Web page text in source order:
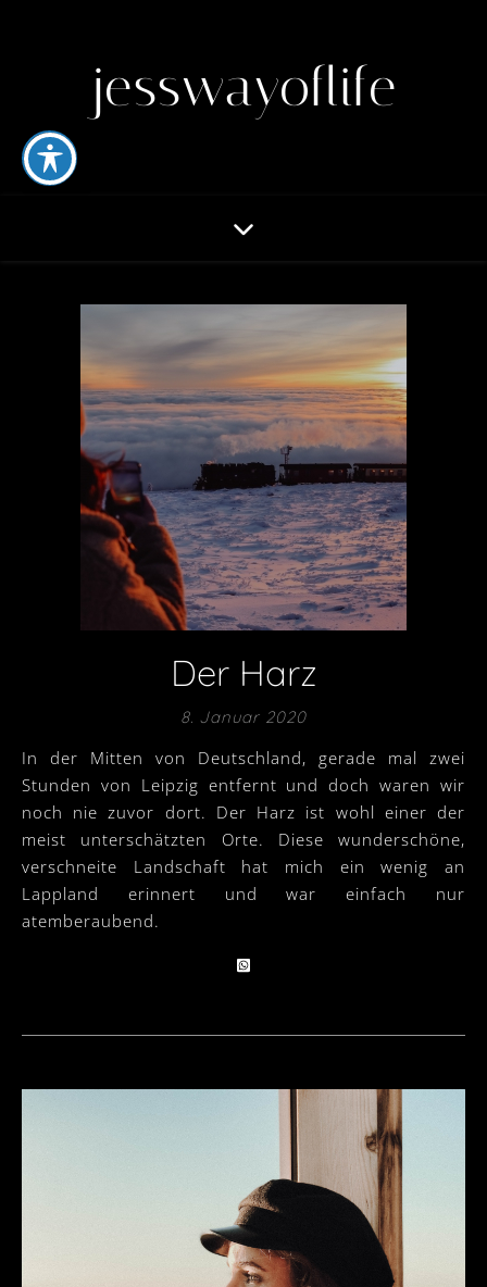
jesswayoflife
Der Harz
8. Januar 2020
In der Mitten von Deutschland, gerade mal zwei
Stunden von Leipzig entfernt und doch waren wir
noch nie zuvor dort. Der Harz ist wohl einer der
meist unterschätzten Orte. Diese wunderschöne,
verschneite Landschaft hat mich ein wenig an
Lappland erinnert und war einfach nur
atemberaubend.